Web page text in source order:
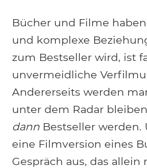
Facebook
Bücher und Filme
und komplexe
zum Bestseller wird, ist
unvermeidliche
Andererseits werden
unter dem Radar
dann Bestseller
eine Filmversion eines
Gespräch aus, das